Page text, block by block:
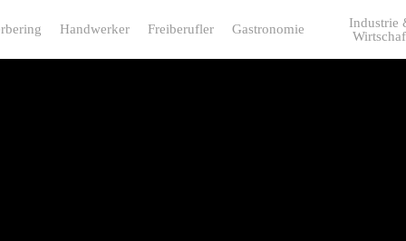
Handwerker Freiberufler Gastronomie
Industrie